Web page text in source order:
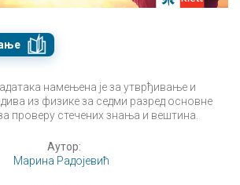
намењена је за утврђивање и
из физике за седми разред основне
проверу стечених знања и вештина.
Аутор:
Марина Радојевић